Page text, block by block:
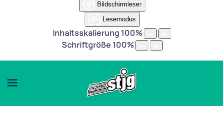
Bildschirmleser
Lesemodus
Inhaltsskalierung 100%
Schriftgröße 100%